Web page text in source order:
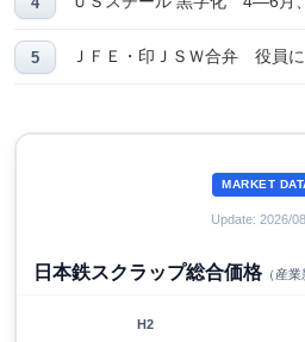
ＪＦＥ・印ＪＳＷ合弁 役員
MARKET
Update: 2026/
日本鉄スクラップ総合価格（産業
H2